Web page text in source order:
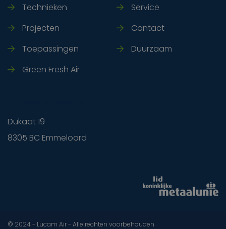
Technieken
Projecten
Toepassingen
Green Fresh Air
Service
Contact
Duurzaam
Dukaat 19
8305 BC Emmeloord
© 2024 - Lucam Air - Alle rechten voorbehouden